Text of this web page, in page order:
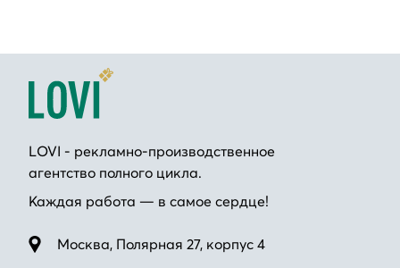
LOVI - рекламно-производственное
агентство полного цикла.
Каждая работа — в самое сердце!
Москва, Полярная 27, корпус 4